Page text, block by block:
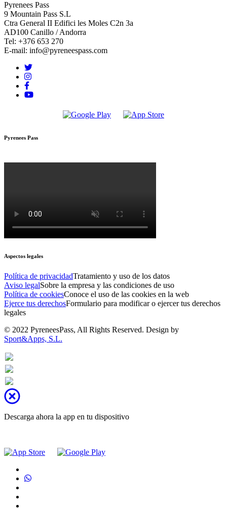
Pyrenees Pass
9 Mountain Pass S.L
Ctra General II Edifici les Moles C2n 3a
AD100 Canillo / Andorra
Tel: +376 653 270
E-mail: info@pyreneespass.com
Pyrenees Pass
Aspectos legales
Política de privacidadTratamiento y uso de los datos
Aviso legalSobre la empresa y las condiciones de uso
Política de cookiesConoce el uso de las cookies en la web
Ejerce tus derechosFormulario para modificar o ejercer tus derechos
legales
© 2022 PyreneesPass, All Rights Reserved. Design by
Sport&Apps, S.L.
Descarga ahora la app en tu dispositivo